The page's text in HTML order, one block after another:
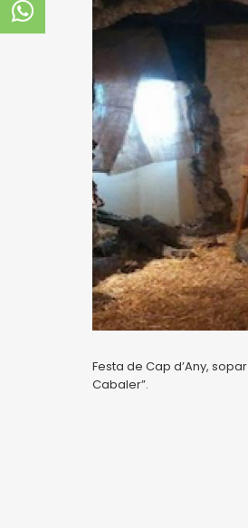
Festa de Cap d’Any,
Cabaler”.